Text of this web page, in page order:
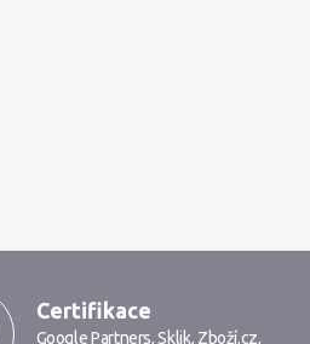
Certifikace
Google Partners,Sklik, Zboží.cz,